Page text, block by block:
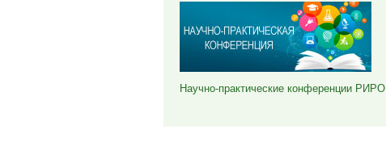
Научно-практические конференции РИРО